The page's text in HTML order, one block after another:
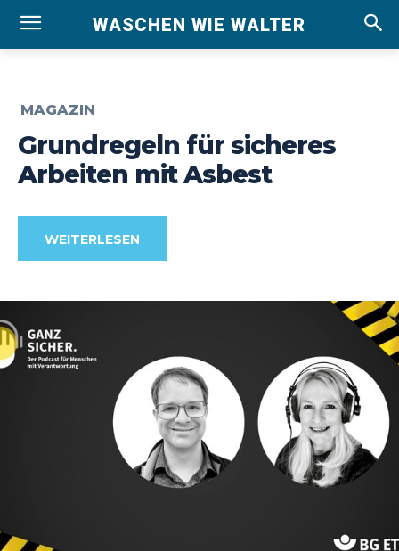
WASCHEN WIE WALTER
MAGAZIN
Grundregeln für sicheres
Arbeiten mit Asbest
WEITERLESEN